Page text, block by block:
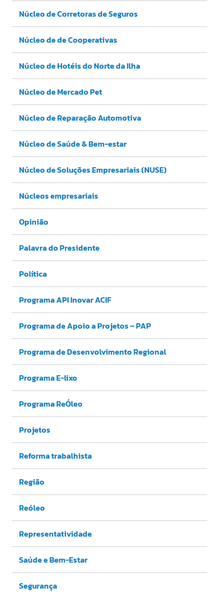
Núcleo de Corretoras de Seguros
Núcleo de de Cooperativas
Núcleo de Hotéis do Norte da Ilha
Núcleo de Mercado Pet
Núcleo de Reparação Automotiva
Núcleo de Saúde & Bem-estar
Núcleo de Soluções Empresariais (NUSE)
Núcleos empresariais
Opinião
Palavra do Presidente
Política
Programa API Inovar ACIF
Programa de Apoio a Projetos – PAP
Programa de Desenvolvimento Regional
Programa E-lixo
Programa ReÓleo
Projetos
Reforma trabalhista
Região
Reóleo
Representatividade
Saúde e Bem-Estar
Segurança